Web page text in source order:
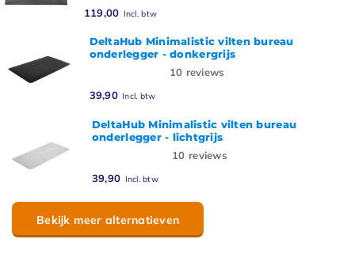
119,00 Incl. btw
DeltaHub Minimalistic vilten bureau
onderlegger - donkergrijs
10 reviews
39,90 Incl. btw
DeltaHub Minimalistic vilten bureau
onderlegger - lichtgrijs
10 reviews
39,90 Incl. btw
Bekijk meer alternatieven